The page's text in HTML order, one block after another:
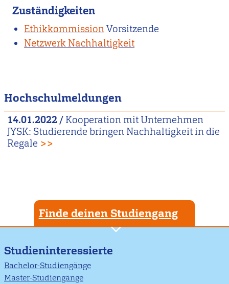
Zuständigkeiten
EthikkommissionVorsitzende
Netzwerk Nachhaltigkeit
Hochschulmeldungen
14.01.2022/ Kooperation mit Unternehmen
JYSK: Studierende bringen Nachhaltigkeit in die
Regale >>
Finde deinen Studiengang
Studieninteressierte
Bachelor-Studiengänge
Master-Studiengänge